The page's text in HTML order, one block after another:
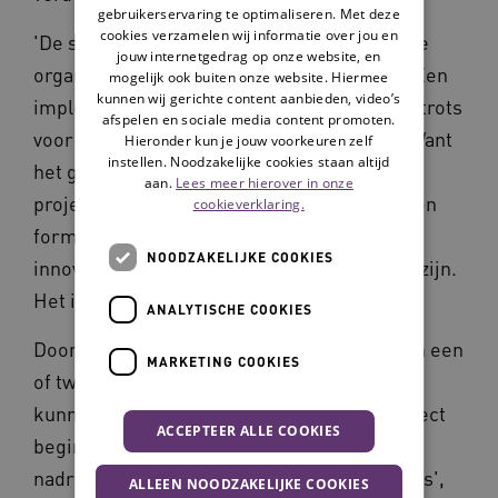
'De strategisch adviseur is iemand buiten de
organisaties, maar die de regio goed kent. Een
implementatiecoach vanuit Waardigheid en trots
voor de toekomst neemt mijn stokje over. Want
het gaat vooral om de innovaties van de
projectenkalender die de organisaties samen
formuleren ook écht te gebruiken. Een
innovatie kan overigens ook een werkwijze zijn.
Het is niet per definitie iets technologisch.'
Doordat een gekozen innovatie eerst binnen een
of twee organisaties wordt uitgeprobeerd,
kunnen de anderen daarvan leren. 'Per project
beginnen we klein. En evaluaties zijn
nadrukkelijk opgenomen in de overlegcyclus',
gebruikerservaring te optimaliseren. Met deze
cookies verzamelen wij informatie over jou en
jouw internetgedrag op onze website, en
mogelijk ook buiten onze website. Hiermee
kunnen wij gerichte content aanbieden, video’s
afspelen en sociale media content promoten.
Hieronder kun je jouw voorkeuren zelf
instellen. Noodzakelijke cookies staan altijd
aan. Lees meer hierover in onze
cookieverklaring.
NOODZAKELIJKE COOKIES
ANALYTISCHE COOKIES
MARKETING COOKIES
ACCEPTEER ALLE COOKIES
ALLEEN NOODZAKELIJKE COOKIES